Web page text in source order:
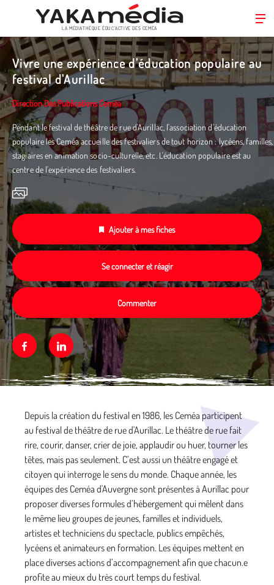
Aller
contenu
principal
LA MÉDIATHÈQUE ÉDUC’ACTIVE DES CEMÉA
Vivre une expérience d'éducation populaire au
festival d'Aurillac
Direction Des Publications Ceméa
Pendant le festival de théâtre de rue d'Aurillac, l'association d'éducation
populaire les Ceméa accueille des festivaliers de tout horizon : lycéens, familles,
stagiaires en animation socio-culturelle, etc. L'éducation populaire est au
centre de l'expérience des festivaliers.
Ajouter à mes fiches
Se connecter et réagir
Commenter
FacebookLinkedin
Depuis la création du festival en 1986, les Ceméa participent
au festival de théâtre de rue d'Aurillac. Le théâtre de rue fait
rire, courir, danser, crier de joie, applaudir ou huer, tourner les
têtes, mais pas seulement. C’est aussi un théâtre engagé et
citoyen qui interroge le sens du monde. Chaque année, les
équipes des Ceméa d'Auvergne sont présentes à Aurillac pour
proposer diverses formules d’hébergement qui mêlent dans
le même lieu groupes de jeunes, familles et individuels,
artistes et techniciens du spectacle, publics empêchés,
lycéens et animateurs en formation. Les équipes mettent en
place diverses actions d’accompagnement afin que chacun.e
profite au mieux du très court temps du festival.